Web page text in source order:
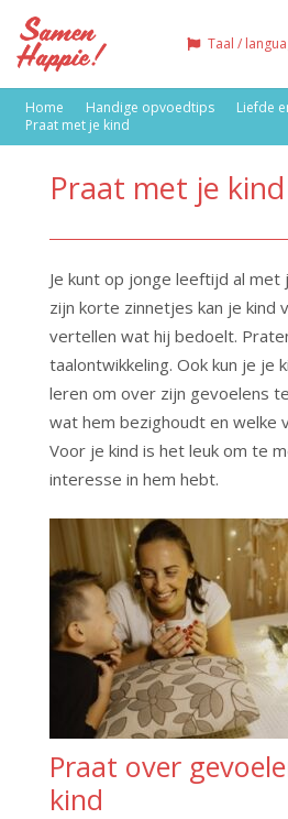
Taal /
Home Handige opvoedtips
Liefde
Praat met je kind
Praat met je kind
Je kunt op jonge leeftijd al
zijn korte zinnetjes kan je kind
vertellen wat hij bedoelt.
taalontwikkeling. Ook kun je je
leren om over zijn gevoelens
wat hem bezighoudt en welke
Voor je kind is het leuk om te
interesse in hem hebt.
Praat over
kind